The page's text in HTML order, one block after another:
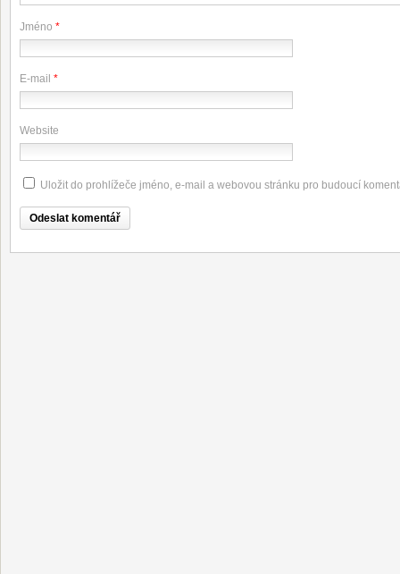
Jméno *
E-mail *
Website
Uložit do prohlížeče jméno, e-mail a webovou stránku pro budoucí